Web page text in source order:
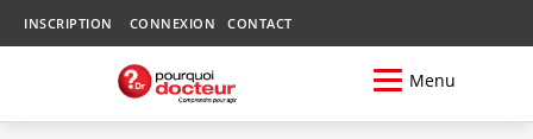
INSCRIPTION CONNEXION CONTACT
Menu